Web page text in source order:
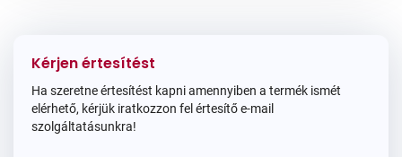
Kérjen értesítést
Ha szeretne értesítést kapni amennyiben a termék ismét
elérhető, kérjük iratkozzon fel értesítő e-mail
szolgáltatásunkra!